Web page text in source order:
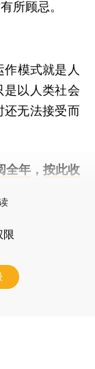
所顾忌。
模式就是人
是以人类社会
还无法接受而
全年， 按此收
限